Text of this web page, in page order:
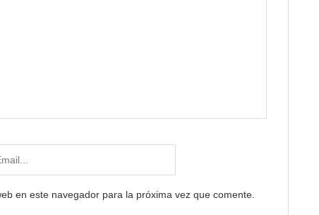
en este navegador para la próxima vez que comente.